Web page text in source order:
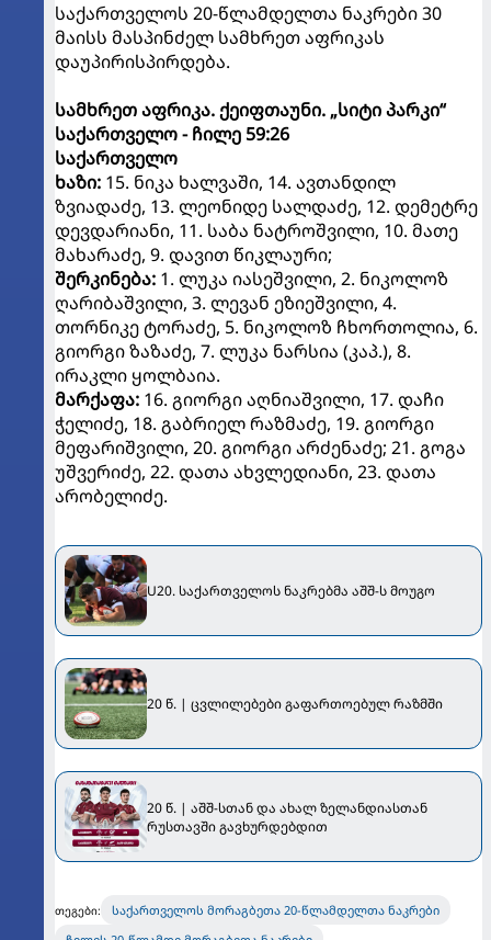
საქართველოს 20-წლამდელთა ნაკრები 30
მაისს მასპინძელ სამხრეთ აფრიკას
დაუპირისპირდება.
სამხრეთ აფრიკა. ქეიფთაუნი. „სიტი პარკი“
საქართველო - ჩილე 59:26
საქართველო
ხაზი: 15. ნიკა ხალვაში, 14. ავთანდილ
ზვიადაძე, 13. ლეონიდე სალდაძე, 12. დემეტრე
დევდარიანი, 11. საბა ნატროშვილი, 10. მათე
მახარაძე, 9. დავით წიკლაური;
შერკინება: 1. ლუკა იასეშვილი, 2. ნიკოლოზ
ღარიბაშვილი, 3. ლევან ეზიეშვილი, 4.
თორნიკე ტორაძე, 5. ნიკოლოზ ჩხორთოლია, 6.
გიორგი ზაზაძე, 7. ლუკა ნარსია (კაპ.), 8.
ირაკლი ყოლბაია.
მარქაფა: 16. გიორგი აღნიაშვილი, 17. დაჩი
ჭელიძე, 18. გაბრიელ რაზმაძე, 19. გიორგი
მეფარიშვილი, 20. გიორგი არძენაძე; 21. გოგა
უშვერიძე, 22. დათა ახვლედიანი, 23. დათა
არობელიძე.
U20. საქართველოს ნაკრებმა აშშ-ს მოუგო
20 წ. | ცვლილებები გაფართოებულ რაზმში
20 წ. | აშშ-სთან და ახალ ზელანდიასთან
რუსთავში გავხურდებდით
თეგები:
საქართველოს მორაგბეთა 20-წლამდელთა ნაკრები